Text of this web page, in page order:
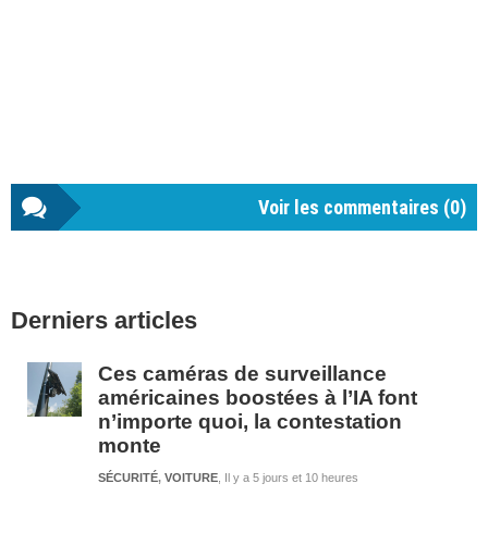
Voir les commentaires (0)
latérale
Derniers articles
Ces caméras de surveillance
américaines boostées à l’IA font
n’importe quoi, la contestation
monte
Il y a 5 jours et 10 heures
SÉCURITÉ, VOITURE